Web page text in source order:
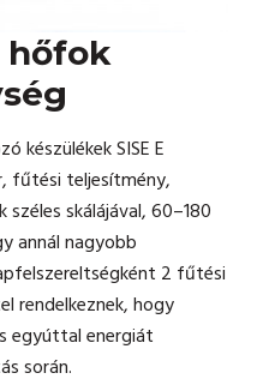
hőfok
készülékek SISE E
fűtési teljesítmény,
skálájával, 60–180
annál nagyobb
2 fűtési
rendelkeznek, hogy
egyúttal energiát
során.